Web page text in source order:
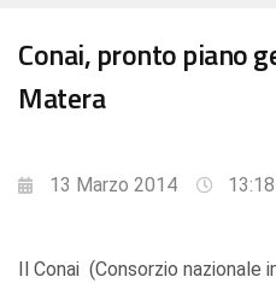
Conai, pronto piano
Matera
13 Marzo 2014 13:18
Il Conai (Consorzio